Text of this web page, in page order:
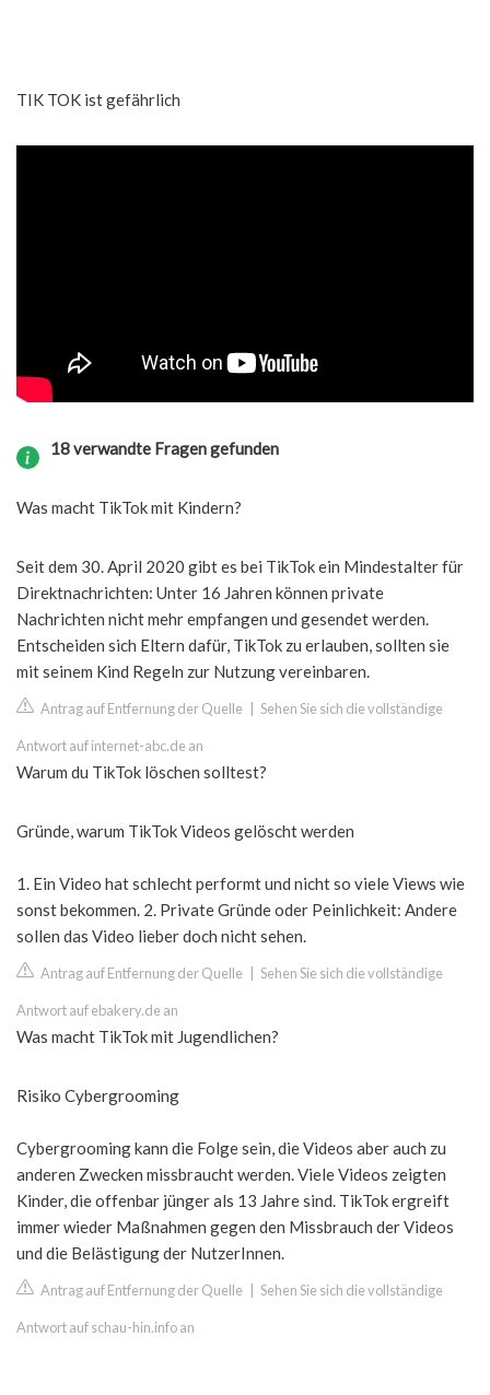
TIK TOK ist gefährlich
18 verwandte Fragen gefunden
Was macht TikTok mit Kindern?
Seit dem 30. April 2020 gibt es bei TikTok ein Mindestalter für
Direktnachrichten: Unter 16 Jahren können private
Nachrichten nicht mehr empfangen und gesendet werden.
Entscheiden sich Eltern dafür, TikTok zu erlauben, sollten sie
mit seinem Kind Regeln zur Nutzung vereinbaren.
Antrag auf Entfernung der Quelle Sehen Sie sich die vollständige
Antwort auf internet-abc.de an
Warum du TikTok löschen solltest?
Gründe, warum TikTok Videos gelöscht werden
1. Ein Video hat schlecht performt und nicht so viele Views wie
sonst bekommen. 2. Private Gründe oder Peinlichkeit: Andere
sollen das Video lieber doch nicht sehen.
Antrag auf Entfernung der Quelle Sehen Sie sich die vollständige
Antwort auf ebakery.de an
Was macht TikTok mit Jugendlichen?
Risiko Cybergrooming
Cybergrooming kann die Folge sein, die Videos aber auch zu
anderen Zwecken missbraucht werden. Viele Videos zeigten
Kinder, die offenbar jünger als 13 Jahre sind. TikTok ergreift
immer wieder Maßnahmen gegen den Missbrauch der Videos
und die Belästigung der NutzerInnen.
Antrag auf Entfernung der Quelle Sehen Sie sich die vollständige
Antwort auf schau-hin.info an